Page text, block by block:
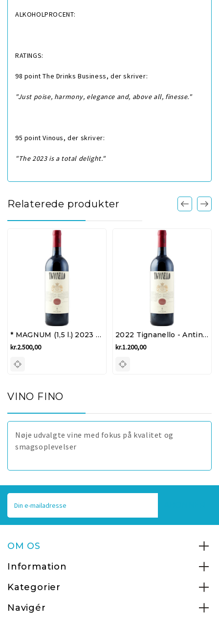
ALKOHOLPROCENT:
RATINGS:
98 point The Drinks Business, der skriver:
"Just poise, harmony, elegance and, above all, finesse."
95 point Vinous, der skriver:
"The 2023 is a total delight."
Relaterede produkter
* MAGNUM (1,5 l.) 2023 Tignanello - Antinori
kr.2.500,00
2022 Tignanello - Antinori
kr.1.200,00
VINO FINO
Nøje udvalgte vine med fokus på kvalitet og
smagsoplevelser
E-
mailadresse
OM OS
Information
Kategorier
Navigér